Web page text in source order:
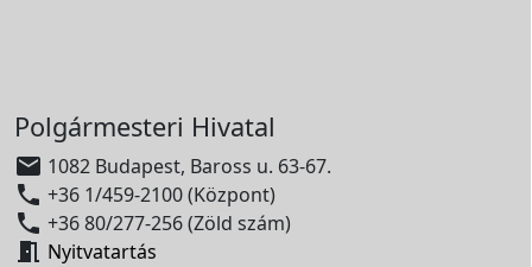
Polgármesteri Hivatal
 1082 Budapest, Baross u. 63-67.
 +36 1/459-2100 (Központ)
 +36 80/277-256 (Zöld szám)
 Nyitvatartás